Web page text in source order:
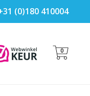
(0)180 410004
0